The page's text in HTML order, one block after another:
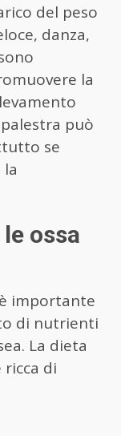
del peso
danza,
la
può
se
ossa
importante
di nutrienti
La dieta
di